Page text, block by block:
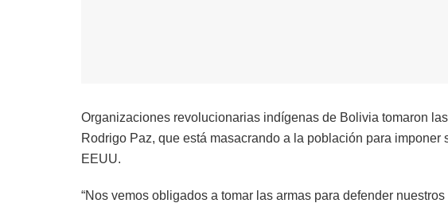
Organizaciones revolucionarias indígenas de Bolivia tomaron
Rodrigo Paz, que está masacrando a la población para
EEUU.
“Nos vemos obligados a tomar las armas para defender